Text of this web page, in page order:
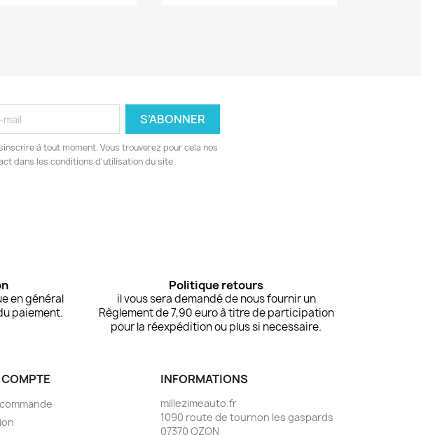
à tout moment. Vous trouverez pour cela nos
dans les conditions d'utilisation du site.
en général
paiement.
Politique retours
il vous sera demandé de nous fournir un
Règlement de 7,90 euro à titre de participation
pour la réexpédition ou plus si necessaire.
INFORMATIONS
millezimeauto.fr
1090 route de tournon les gaspards
07370 OZON